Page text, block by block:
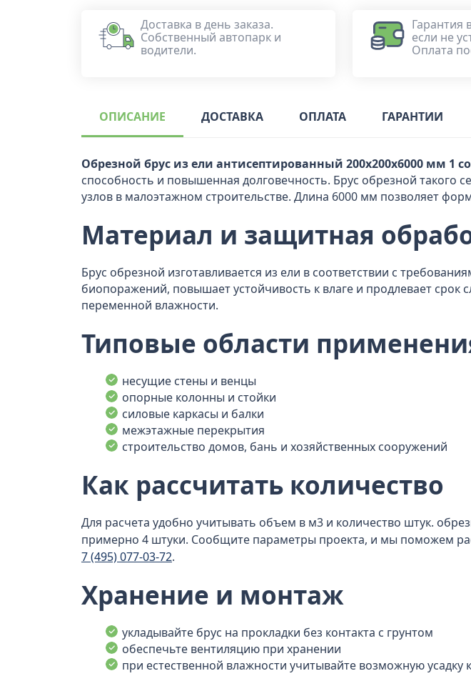
Доставка в день заказа.
Собственный автопарк и
водители.
Гарантия
если не
Оплата
ОПИСАНИЕ ДОСТАВКА ОПЛАТА ГАРАНТИИ
Обрезной брус из ели антисептированный 200x200x6000 мм 1
способность и повышенная долговечность. Брус обрезной такого
узлов в малоэтажном строительстве. Длина 6000 мм позволяет
Материал и защитная
Брус обрезной изготавливается из ели в соответствии с
биопоражений, повышает устойчивость к влаге и продлевает срок
переменной влажности.
Типовые области
несущие стены и венцы
опорные колонны и стойки
силовые каркасы и балки
межэтажные перекрытия
строительство домов, бань и хозяйственных сооружений
Как рассчитать количество
Для расчета удобно учитывать объем в м3 и количество штук.
примерно 4 штуки. Сообщите параметры проекта, и мы поможем
7 (495) 077-03-72.
Хранение и монтаж
укладывайте брус на прокладки без контакта с грунтом
обеспечьте вентиляцию при хранении
при естественной влажности учитывайте возможную усадку